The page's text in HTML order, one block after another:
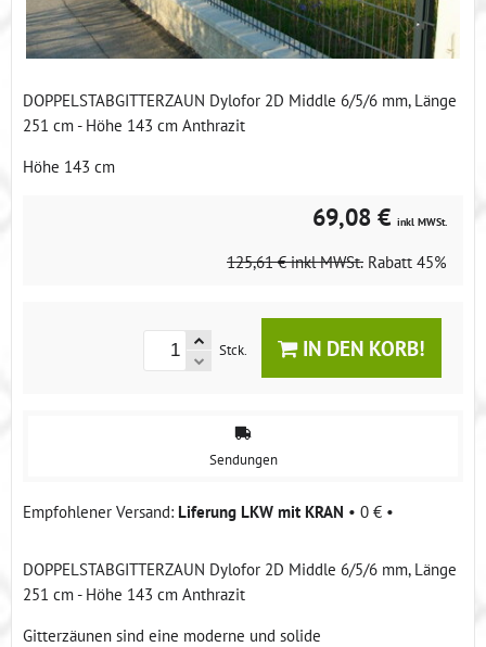
DOPPELSTABGITTERZAUN Dylofor 2D Middle 6/5/6 mm, Länge
251 cm - Höhe 143 cm Anthrazit
Höhe 143 cm
69,08 € inkl MWSt.
125,61 € inkl MWSt. Rabatt 45%
Stck. IN DEN KORB!
Sendungen
Liferung LKW mit KRAN • 0 € •
DOPPELSTABGITTERZAUN Dylofor 2D Middle 6/5/6 mm, Länge
251 cm - Höhe 143 cm Anthrazit
Gitterzäunen sind eine moderne und solide